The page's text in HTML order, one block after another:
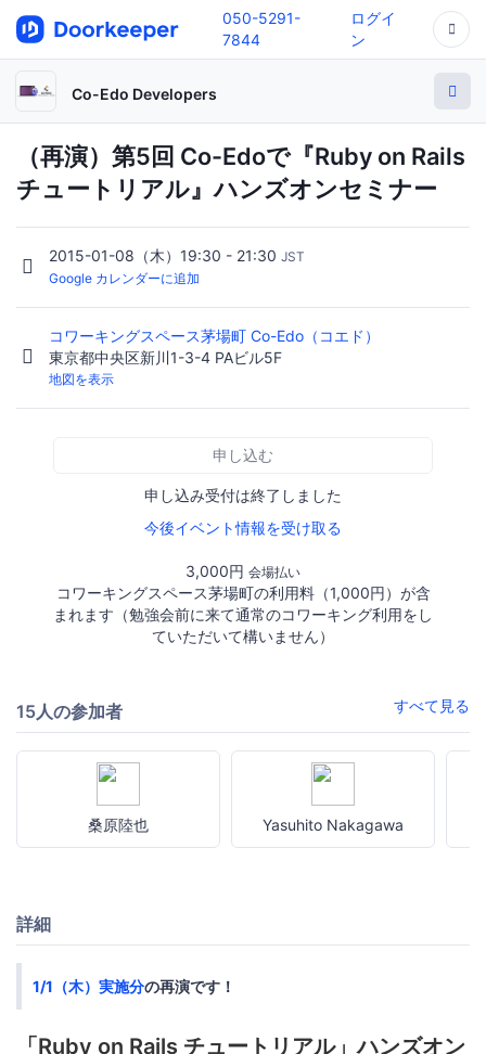
050-5291-
7844
ログイ
ン
Co-Edo Developers
（再演）第5回 Co-Edoで『Ruby on Rails
チュートリアル』ハンズオンセミナー
2015-01-08（木）19:30 - 21:30 JST
Google カレンダーに追加
コワーキングスペース茅場町 Co-Edo（コエド）
東京都中央区新川1-3-4 PAビル5F
地図を表示
申し込む
申し込み受付は終了しました
今後イベント情報を受け取る
3,000円 会場払い
コワーキングスペース茅場町の利用料（1,000円）が含
まれます（勉強会前に来て通常のコワーキング利用をし
ていただいて構いません）
15人の参加者 すべて見る
桑原陸也 Yasuhito Nakagawa
詳細
1/1（木）実施分の再演です！
「Ruby on Rails チュートリアル」ハンズオン